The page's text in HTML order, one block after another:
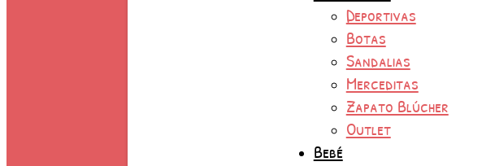
Deportivas
Botas
Sandalias
Merceditas
Zapato Blúcher
Outlet
Bebé